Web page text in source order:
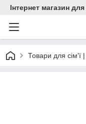
Інтернет магазин для
Товари для сім'ї